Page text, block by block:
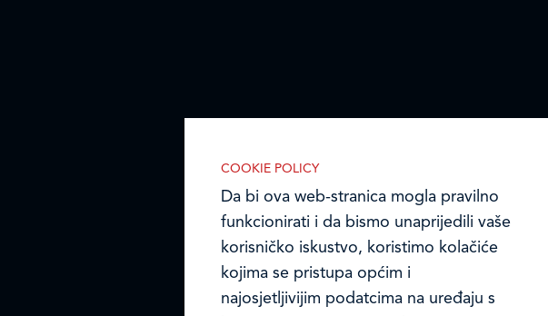
COOKIE POLICY
Da bi ova web-stranica mogla pravilno
funkcionirati i da bismo unaprijedili vaše
korisničko iskustvo, koristimo kolačiće
kojima se pristupa općim i
najosjetljivijim podatcima na uređaju s